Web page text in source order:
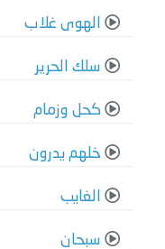
الهوى غلاب
سلك الحرير
كحل وزمام
خلهم يدرون
الغايب
سبحان